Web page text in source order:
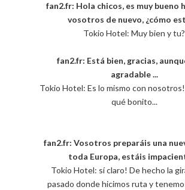
fan2.fr: Hola chicos, es muy bueno
vosotros de nuevo, ¿cómo
Tokio Hotel: Muy bien y tu?
fan2.fr: Está bien, gracias,
agradable ...
Tokio Hotel: Es lo mismo con
qué bonito...
fan2.fr: Vosotros preparáis una
toda Europa, estáis
Tokio Hotel: sí claro! De hecho la
pasado donde hicimos ruta y